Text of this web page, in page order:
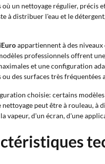
un nettoyage régulier, précis
à distribuer l'eau et le
appartiennent à des
professionnels offrent
et une configuration
des surfaces très fréquentées
choisie: certains
peut être à rouleau, à
vapeur, d'un écran, d'une